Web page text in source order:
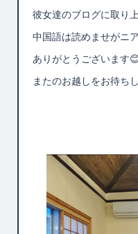
彼女達のブログに取り
中国語は読めませがニ
ありがとうございます
またのお越しをお待ちし